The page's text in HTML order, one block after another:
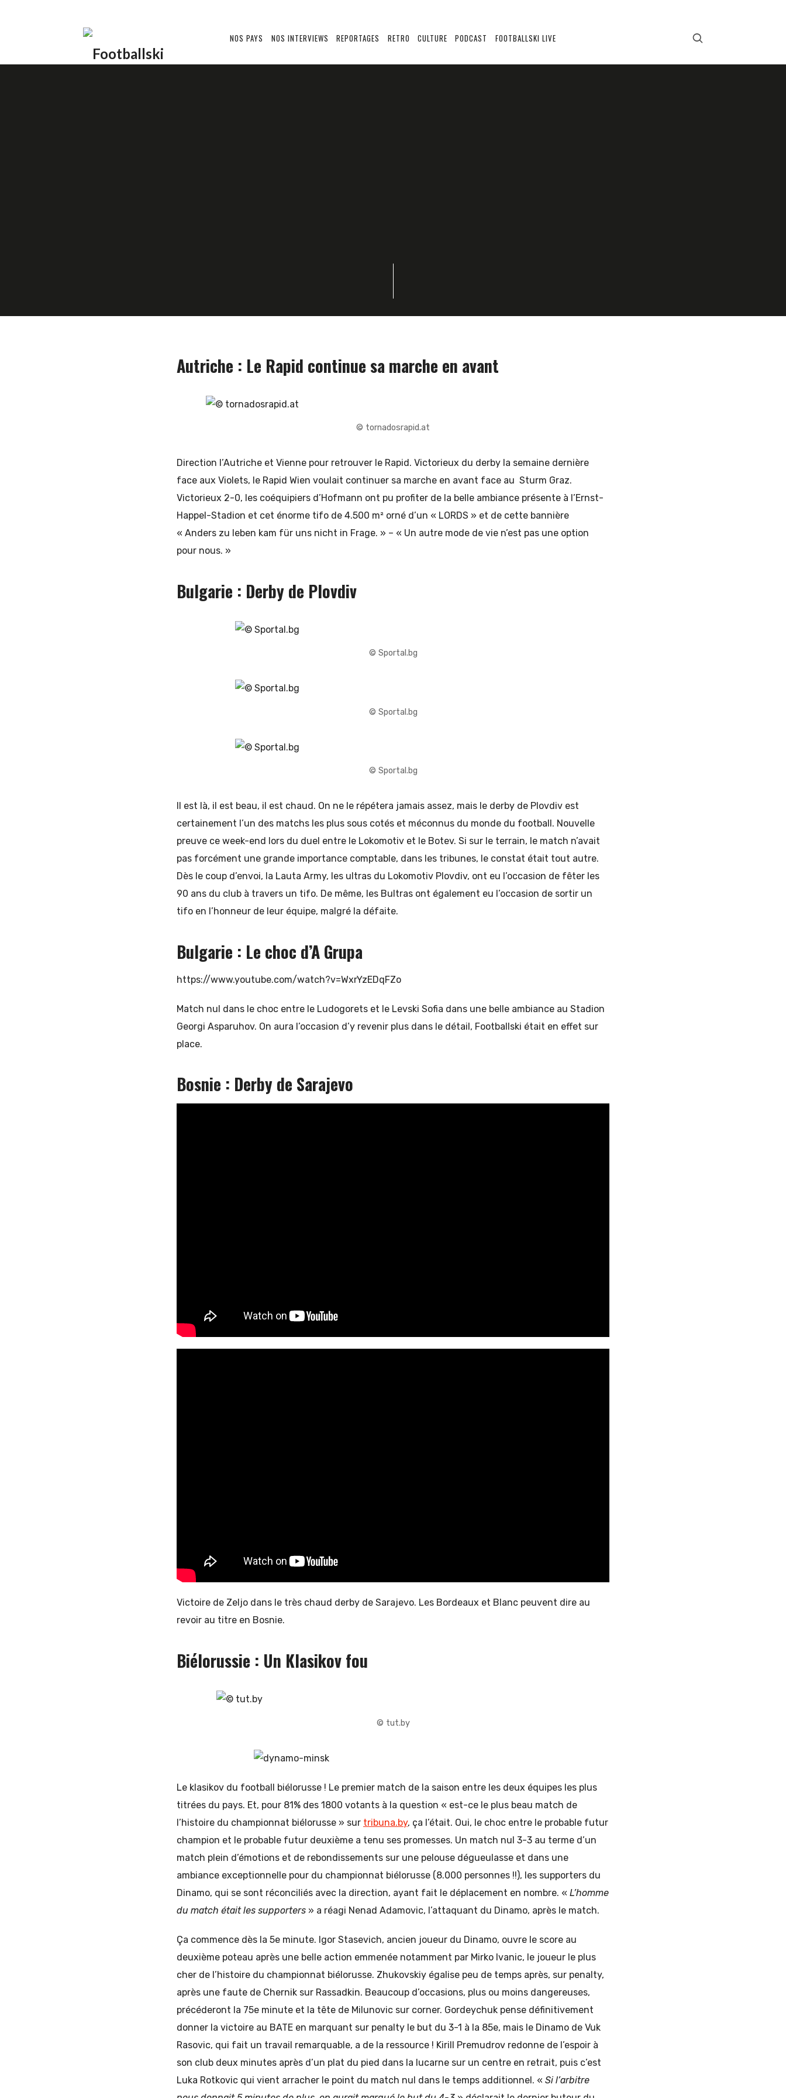
Footballski NOS PAYS NOS INTERVIEWS REPORTAGES RETRO CULTURE PODCAST FOOTBALLSKI LIVE
Autriche : Le Rapid continue sa marche en avant
© tornadosrapid.at
Direction l’Autriche et Vienne pour retrouver le Rapid. Victorieux du derby la semaine dernière
face aux Violets, le Rapid Wien voulait continuer sa marche en avant face au Sturm Graz.
Victorieux 2-0, les coéquipiers d’Hofmann ont pu profiter de la belle ambiance présente à l’Ernst-
Happel-Stadion et cet énorme tifo de 4.500 m² orné d’un « LORDS » et de cette bannière
« Anders zu leben kam für uns nicht in Frage. » – « Un autre mode de vie n’est pas une option
pour nous. »
Bulgarie : Derby de Plovdiv
© Sportal.bg
© Sportal.bg
© Sportal.bg
Il est là, il est beau, il est chaud. On ne le répétera jamais assez, mais le derby de Plovdiv est
certainement l’un des matchs les plus sous cotés et méconnus du monde du football. Nouvelle
preuve ce week-end lors du duel entre le Lokomotiv et le Botev. Si sur le terrain, le match n’avait
pas forcément une grande importance comptable, dans les tribunes, le constat était tout autre.
Dès le coup d’envoi, la Lauta Army, les ultras du Lokomotiv Plovdiv, ont eu l’occasion de fêter les
90 ans du club à travers un tifo. De même, les Bultras ont également eu l’occasion de sortir un
tifo en l’honneur de leur équipe, malgré la défaite.
Bulgarie : Le choc d’A Grupa
https://www.youtube.com/watch?v=WxrYzEDqFZo
Match nul dans le choc entre le Ludogorets et le Levski Sofia dans une belle ambiance au Stadion
Georgi Asparuhov. On aura l’occasion d’y revenir plus dans le détail, Footballski était en effet sur
place.
Bosnie : Derby de Sarajevo
Victoire de Zeljo dans le très chaud derby de Sarajevo. Les Bordeaux et Blanc peuvent dire au
revoir au titre en Bosnie.
Biélorussie : Un Klasikov fou
© tut.by
Le klasikov du football biélorusse ! Le premier match de la saison entre les deux équipes les plus
titrées du pays. Et, pour 81% des 1800 votants à la question « est-ce le plus beau match de
l’histoire du championnat biélorusse » sur tribuna.by, ça l’était. Oui, le choc entre le probable futur
champion et le probable futur deuxième a tenu ses promesses. Un match nul 3-3 au terme d’un
match plein d’émotions et de rebondissements sur une pelouse dégueulasse et dans une
ambiance exceptionnelle pour du championnat biélorusse (8.000 personnes !!), les supporters du
Dinamo, qui se sont réconciliés avec la direction, ayant fait le déplacement en nombre. « L’homme
du match était les supporters » a réagi Nenad Adamovic, l’attaquant du Dinamo, après le match.
Ça commence dès la 5e minute. Igor Stasevich, ancien joueur du Dinamo, ouvre le score au
deuxième poteau après une belle action emmenée notamment par Mirko Ivanic, le joueur le plus
cher de l’histoire du championnat biélorusse. Zhukovskiy égalise peu de temps après, sur penalty,
après une faute de Chernik sur Rassadkin. Beaucoup d’occasions, plus ou moins dangereuses,
précéderont la 75e minute et la tête de Milunovic sur corner. Gordeychuk pense définitivement
donner la victoire au BATE en marquant sur penalty le but du 3-1 à la 85e, mais le Dinamo de Vuk
Rasovic, qui fait un travail remarquable, a de la ressource ! Kirill Premudrov redonne de l’espoir à
son club deux minutes après d’un plat du pied dans la lucarne sur un centre en retrait, puis c’est
Luka Rotkovic qui vient arracher le point du match nul dans le temps additionnel. « Si l’arbitre